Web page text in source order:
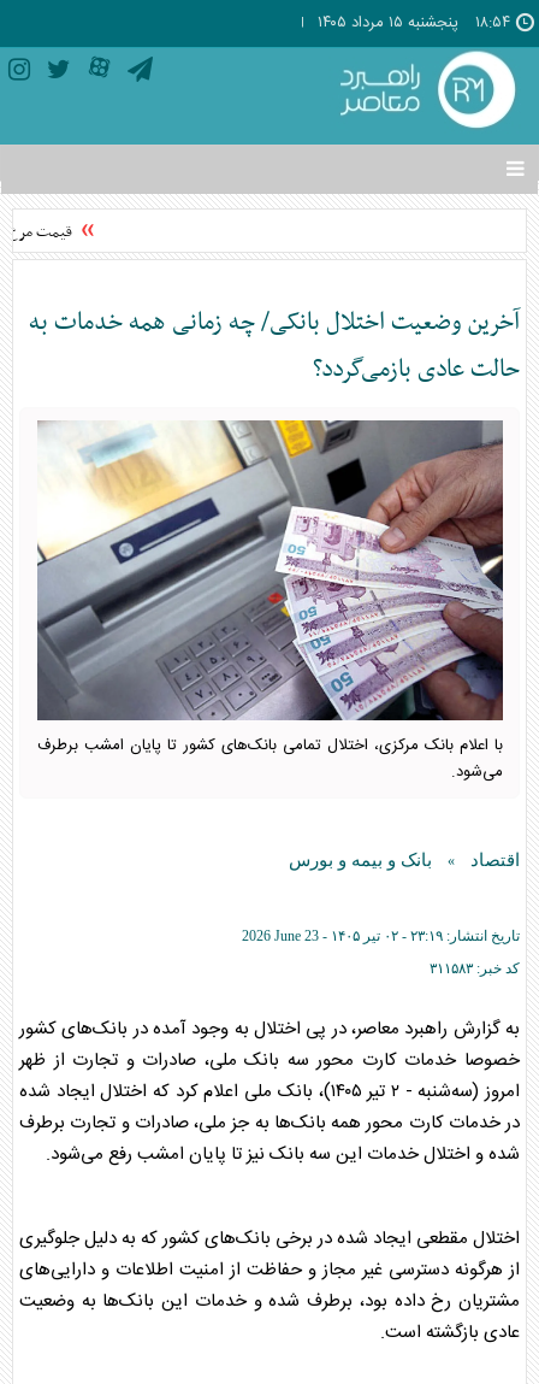
۱۸:۵۴ پنجشنبه ۱۵ مرداد ۱۴۰۵
تغییر
وضعیت
منوی
ها
قیمت مرغ
آخرین وضعیت اختلال بانکی/ چه زمانی همه خدمات به
حالت عادی بازمی‌گردد؟
با اعلام بانک مرکزی، اختلال تمامی بانک‌های کشور تا پایان امشب برطرف
می‌شود.
اقتصاد » بانک و بیمه و بورس
تاریخ انتشار: ۲۳:۱۹ - ۰۲ تير ۱۴۰۵ -
2026 June 23
کد خبر: ۳۱۱۵۸۳
به گزارش راهبرد معاصر، در پی اختلال به وجود آمده در بانک‌های کشور
خصوصا خدمات کارت محور سه بانک ملی، صادرات و تجارت از ظهر
امروز (سه‌شنبه - ۲ تیر ۱۴۰۵)، بانک ملی اعلام کرد که اختلال ایجاد شده
در خدمات کارت محور همه بانک‌ها به جز ملی، صادرات و تجارت برطرف
شده و اختلال خدمات این سه بانک نیز تا پایان امشب رفع می‌شود.
اختلال مقطعی ایجاد شده در برخی بانک‌های کشور که به دلیل جلوگیری
از هرگونه دسترسی غیر مجاز و حفاظت از امنیت اطلاعات و دارایی‌های
مشتریان رخ داده بود، برطرف شده و خدمات این بانک‌ها به وضعیت
عادی بازگشته است.